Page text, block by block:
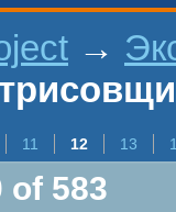
→
11 12 13
of 583